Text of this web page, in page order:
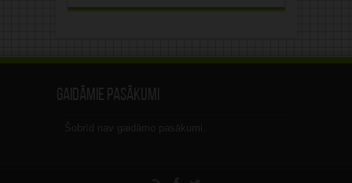
Gaidāmie pasākumi
Šobrīd nav gaidāmo pasākumi.